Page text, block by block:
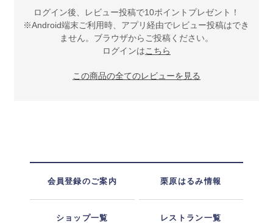
ログイン後、レビュー投稿で10ポイントプレゼント！
※Android端末ご利用時、アプリ経由でレビュー投稿はでき
ません。ブラウザからご投稿ください。
ログインはこちら
この商品の全てのレビューを見る
会員登録のご案内 栗原はるみ情報
ショップ一覧 レストラン一覧